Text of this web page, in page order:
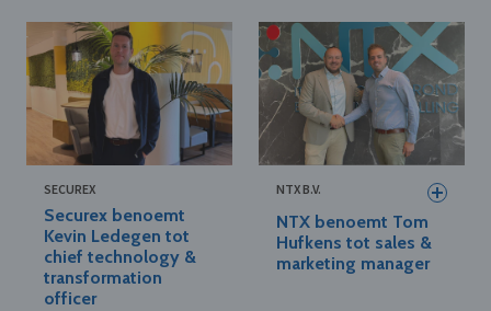
SECUREX
Securex benoemt
Kevin Ledegen tot
chief technology &
transformation
officer
NTX B.V.
NTX benoemt Tom
Hufkens tot sales &
marketing manager